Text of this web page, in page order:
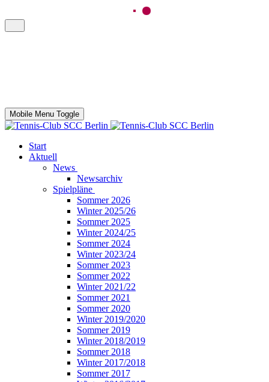
Mobile Menu Toggle
Start
Aktuell
News
Newsarchiv
Spielpläne
Sommer 2026
Winter 2025/26
Sommer 2025
Winter 2024/25
Sommer 2024
Winter 2023/24
Sommer 2023
Sommer 2022
Winter 2021/22
Sommer 2021
Sommer 2020
Winter 2019/2020
Sommer 2019
Winter 2018/2019
Sommer 2018
Winter 2017/2018
Sommer 2017